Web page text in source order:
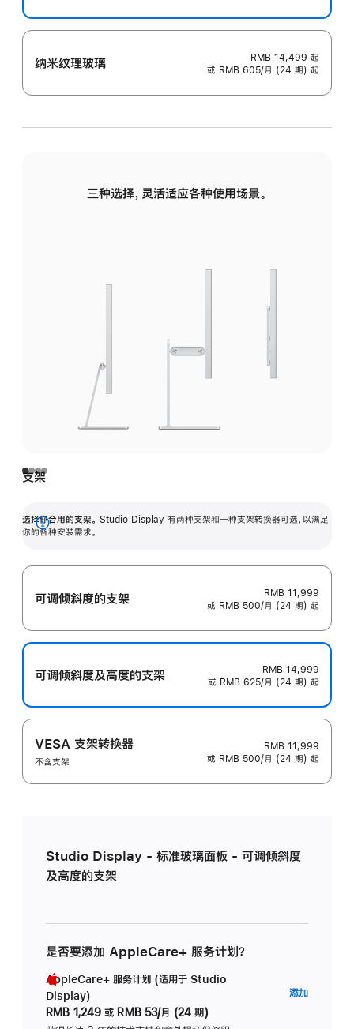
纳米纹理玻璃 RMB 14,499 起
或 RMB 605/月 (24 期) 起
三种选择，灵活适应各种使用场景。
支架
选择你合用的支架。 Studio Display 有两种支架和一种支架转换器可选，以满足
你的各种安装需求。
展
可调倾斜度的支架
RMB 11,999
或 RMB 500/月 (24 期) 起
可调倾斜度及高‍度的支‍架
RMB 14,999
或 RMB 625/月 (24 期) 起
VESA 支架转换器
不含支架
RMB 11,999
或 RMB 500/月 (24 期) 起
Studio Display - 标准玻璃面板 - 可调倾斜度
及高度的支架
是否要添加 AppleCare+ 服务计划？
AppleCare+ 服务计划 (适用于 Studio
Display)
RMB 1,249 或 RMB 53/月 (24 期)
添加